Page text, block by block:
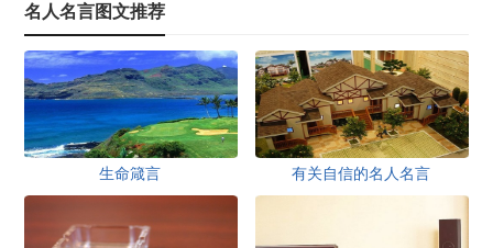
名人名言图文推荐
生命箴言 有关自信的名人名言